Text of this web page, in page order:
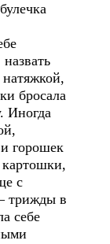
бросала
Иногда
горошек
картошки,
с
трижды в
себе